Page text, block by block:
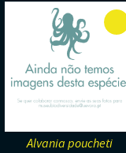
Alvania poucheti